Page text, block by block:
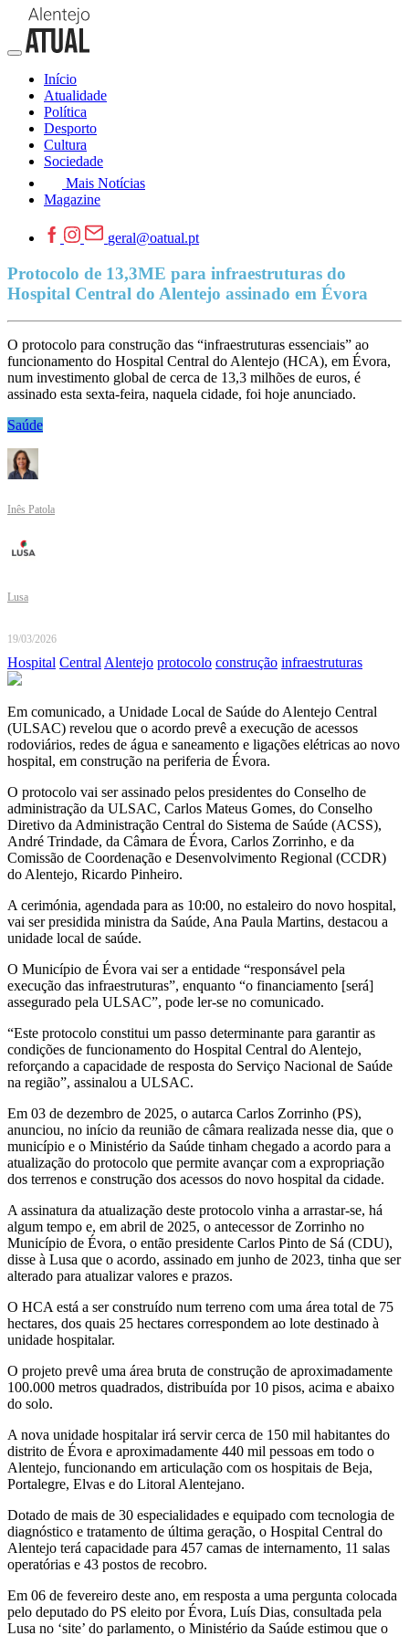
Início
Atualidade
Política
Desporto
Cultura
Sociedade
Mais Notícias
Magazine
geral@oatual.pt
Protocolo de 13,3ME para infraestruturas do
Hospital Central do Alentejo assinado em Évora
O protocolo para construção das “infraestruturas essenciais” ao
funcionamento do Hospital Central do Alentejo (HCA), em Évora,
num investimento global de cerca de 13,3 milhões de euros, é
assinado esta sexta-feira, naquela cidade, foi hoje anunciado.
Saúde
Inês Patola
Lusa
19/03/2026
Hospital CentralAlentejo protocolo construção infraestruturas
Em comunicado, a Unidade Local de Saúde do Alentejo Central
(ULSAC) revelou que o acordo prevê a execução de acessos
rodoviários, redes de água e saneamento e ligações elétricas ao novo
hospital, em construção na periferia de Évora.
O protocolo vai ser assinado pelos presidentes do Conselho de
administração da ULSAC, Carlos Mateus Gomes, do Conselho
Diretivo da Administração Central do Sistema de Saúde (ACSS),
André Trindade, da Câmara de Évora, Carlos Zorrinho, e da
Comissão de Coordenação e Desenvolvimento Regional (CCDR)
do Alentejo, Ricardo Pinheiro.
A cerimónia, agendada para as 10:00, no estaleiro do novo hospital,
vai ser presidida ministra da Saúde, Ana Paula Martins, destacou a
unidade local de saúde.
O Município de Évora vai ser a entidade “responsável pela
execução das infraestruturas”, enquanto “o financiamento [será]
assegurado pela ULSAC”, pode ler-se no comunicado.
“Este protocolo constitui um passo determinante para garantir as
condições de funcionamento do Hospital Central do Alentejo,
reforçando a capacidade de resposta do Serviço Nacional de Saúde
na região”, assinalou a ULSAC.
Em 03 de dezembro de 2025, o autarca Carlos Zorrinho (PS),
anunciou, no início da reunião de câmara realizada nesse dia, que o
município e o Ministério da Saúde tinham chegado a acordo para a
atualização do protocolo que permite avançar com a expropriação
dos terrenos e construção dos acessos do novo hospital da cidade.
A assinatura da atualização deste protocolo vinha a arrastar-se, há
algum tempo e, em abril de 2025, o antecessor de Zorrinho no
Município de Évora, o então presidente Carlos Pinto de Sá (CDU),
disse à Lusa que o acordo, assinado em junho de 2023, tinha que ser
alterado para atualizar valores e prazos.
O HCA está a ser construído num terreno com uma área total de 75
hectares, dos quais 25 hectares correspondem ao lote destinado à
unidade hospitalar.
O projeto prevê uma área bruta de construção de aproximadamente
100.000 metros quadrados, distribuída por 10 pisos, acima e abaixo
do solo.
A nova unidade hospitalar irá servir cerca de 150 mil habitantes do
distrito de Évora e aproximadamente 440 mil pessoas em todo o
Alentejo, funcionando em articulação com os hospitais de Beja,
Portalegre, Elvas e do Litoral Alentejano.
Dotado de mais de 30 especialidades e equipado com tecnologia de
diagnóstico e tratamento de última geração, o Hospital Central do
Alentejo terá capacidade para 457 camas de internamento, 11 salas
operatórias e 43 postos de recobro.
Em 06 de fevereiro deste ano, em resposta a uma pergunta colocada
pelo deputado do PS eleito por Évora, Luís Dias, consultada pela
Lusa no ‘site’ do parlamento, o Ministério da Saúde estimou que o